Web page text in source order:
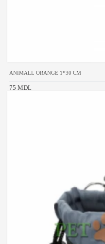
ANIMALL ORANGE 1*30 CM
75 MDL